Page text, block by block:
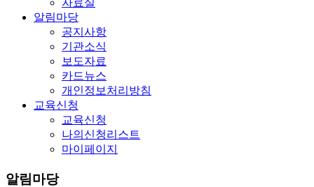
알림마당
공지사항
기관소식
보도자료
카드뉴스
개인정보처리방침
교육신청
교육신청
나의신청리스트
마이페이지
알림마당